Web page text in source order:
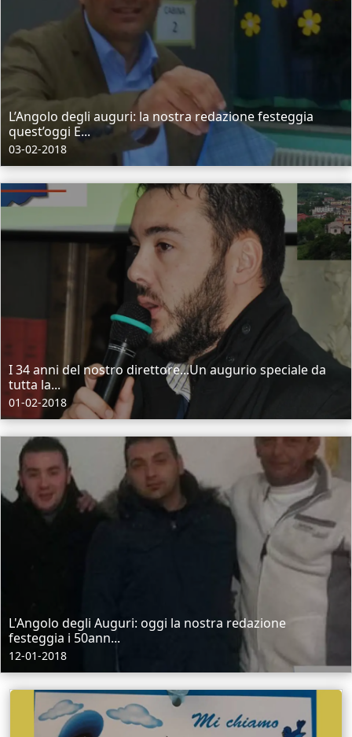
L’Angolo degli auguri: la nostra redazione festeggia
quest’oggi E...
03-02-2018
I 34 anni del nostro direttore...Un augurio speciale da
tutta la...
01-02-2018
L'Angolo degli Auguri: oggi la nostra redazione
festeggia i 50ann...
12-01-2018